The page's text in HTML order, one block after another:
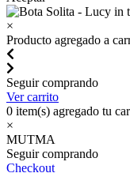
×
Producto agregado a
Seguir comprando
Ver carrito
0 item(s) agregado tu
×
MUTMA
Seguir comprando
Checkout